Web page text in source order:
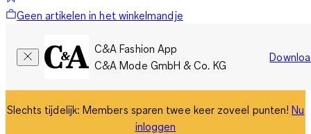
Geen artikelen in het winkelmandje
C&A Fashion App
C&A Mode GmbH & Co. KG
Slechts tijdelijk: Members sparen twee keer zoveel punten!Nu
inloggen